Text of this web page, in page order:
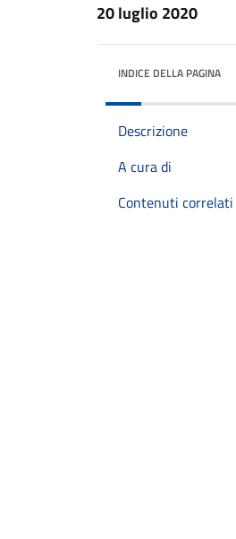
20 luglio 2020
INDICE DELLA PAGINA
Descrizione
A cura di
Contenuti correlati